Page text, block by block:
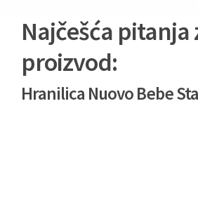
Najčešća pitanja
proizvod:
Hranilica Nuovo Bebe